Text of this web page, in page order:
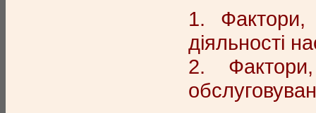
1. Фактори,
діяльності
2.